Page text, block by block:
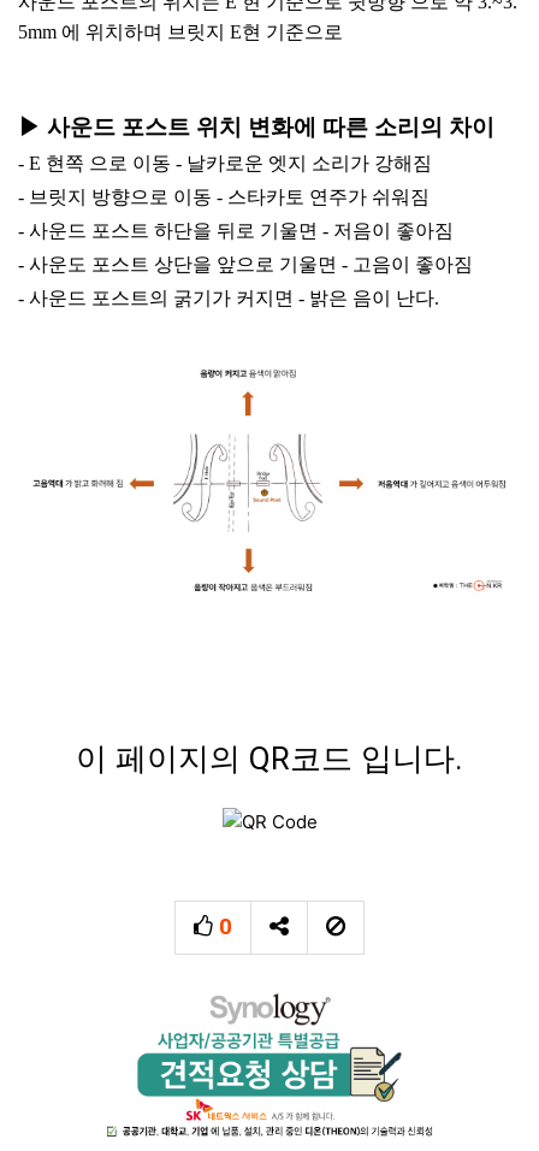
5mm 에 위치하며 브릿지 E현 기준으로
▶︎ 사운드 포스트 위치 변화에 따른 소리의 차이
- E 현쪽 으로 이동 - 날카로운 엣지 소리가 강해짐
- 브릿지 방향으로 이동 - 스타카토 연주가 쉬워짐
- 사운드 포스트 하단을 뒤로 기울면 - 저음이 좋아짐
- 사운도 포스트 상단을 앞으로 기울면 - 고음이 좋아짐
- 사운드 포스트의 굵기가 커지면 - 밝은 음이 난다.
이 페이지의 QR코드 입니다.
0
추천
SNS 공유
신고